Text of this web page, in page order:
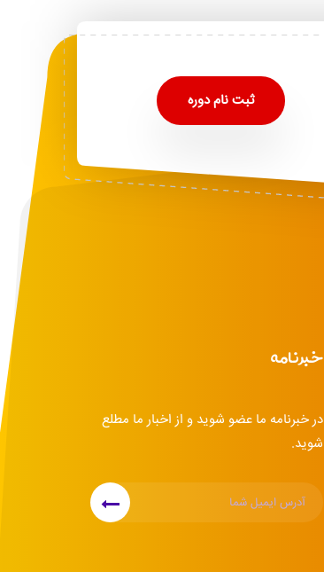
ثبت نام دوره
خبرنامه
در خبرنامه ما عضو شوید و از اخبار ما مطلع
شوید.